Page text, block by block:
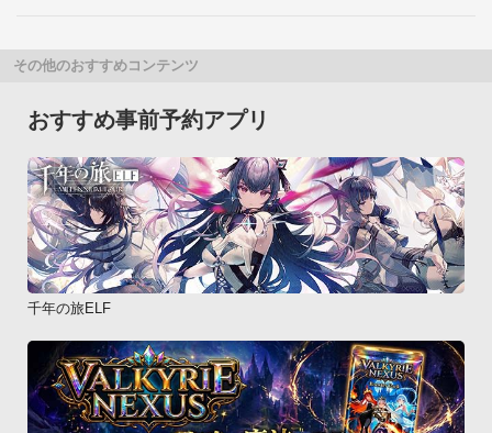
その他のおすすめコンテンツ
おすすめ事前予約アプリ
千年の旅ELF